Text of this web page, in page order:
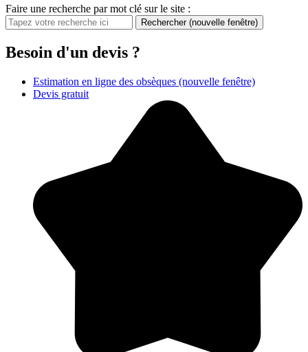
Faire une recherche par mot clé sur le site :
Rechercher (nouvelle fenêtre)
Besoin d'un devis ?
Estimation en ligne des obsèques (nouvelle fenêtre)
Devis gratuit